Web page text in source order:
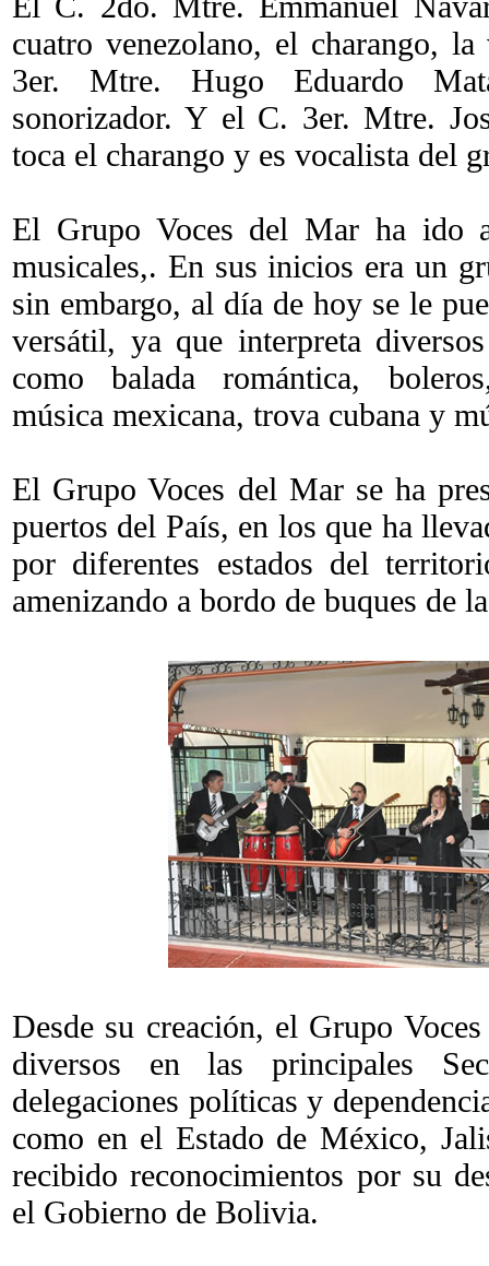
cuatro venezolano, el charango,
3er. Mtre. Hugo Eduardo
sonorizador. Y el C. 3er. Mtre.
toca el charango y es vocalista del
El Grupo Voces del Mar ha ido
musicales,. En sus inicios era un
sin embargo, al día de hoy se le
versátil, ya que interpreta
como balada romántica,
música mexicana, trova cubana y
El Grupo Voces del Mar se ha
puertos del País, en los que ha
por diferentes estados del
amenizando a bordo de buques de
Desde su creación, el Grupo
diversos en las principales
delegaciones políticas y
como en el Estado de México,
recibido reconocimientos por su
el Gobierno de Bolivia.